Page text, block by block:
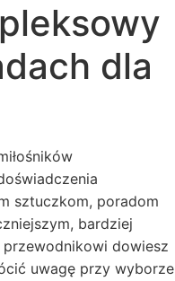
dla
sztuczkom, poradom
bardziej
dowiesz
uwagę przy wyborze